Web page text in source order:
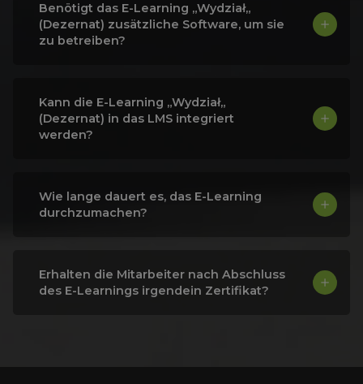
Benötigt das E-Learning „Wydział„
(Dezernat) zusätzliche Software, um sie
zu betreiben?
Kann die E-Learning „Wydział„
(Dezernat) in das LMS integriert
werden?
Wie lange dauert es, das E-Learning
durchzumachen?
Erhalten die Mitarbeiter nach Abschluss
des E-Learnings irgendein Zertifikat?